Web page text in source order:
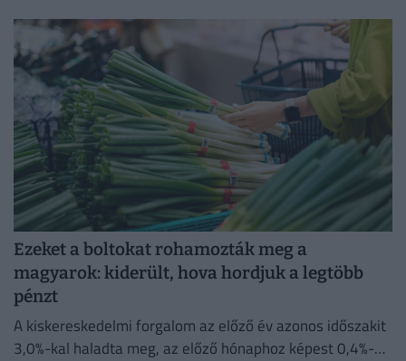
Ezeket a boltokat rohamozták meg a
magyarok: kiderült, hova hordjuk a legtöbb
pénzt
A kiskereskedelmi forgalom az előző év azonos időszakit
3,0%-kal haladta meg, az előző hónaphoz képest 0,4%-